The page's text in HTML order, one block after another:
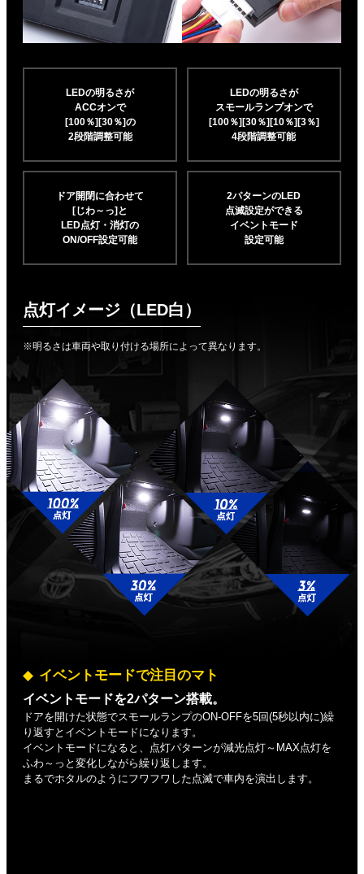
LEDの明るさが
ACCオンで
[100％][30％]の
2段階調整可能
LEDの明るさが
スモールランプオンで
[100％][30％][10％][3％]
4段階調整可能
ドア開閉に合わせて
[じわ～っ]と
LED点灯・消灯の
ON/OFF設定可能
2パターンのLED
点滅設定ができる
イベントモード
設定可能
点灯イメージ（LED白）
※明るさは車両や取り付ける場所によって異なります。
イベントモードで注目のマト
イベントモードを2パターン搭載。
ドアを開けた状態でスモールランプのON-OFFを5回(5秒以内に)繰
り返すとイベントモードになります。
イベントモードになると、点灯パターンが減光点灯～MAX点灯を
ふわ～っと変化しながら繰り返します。
まるでホタルのようにフワフワした点滅で車内を演出します。